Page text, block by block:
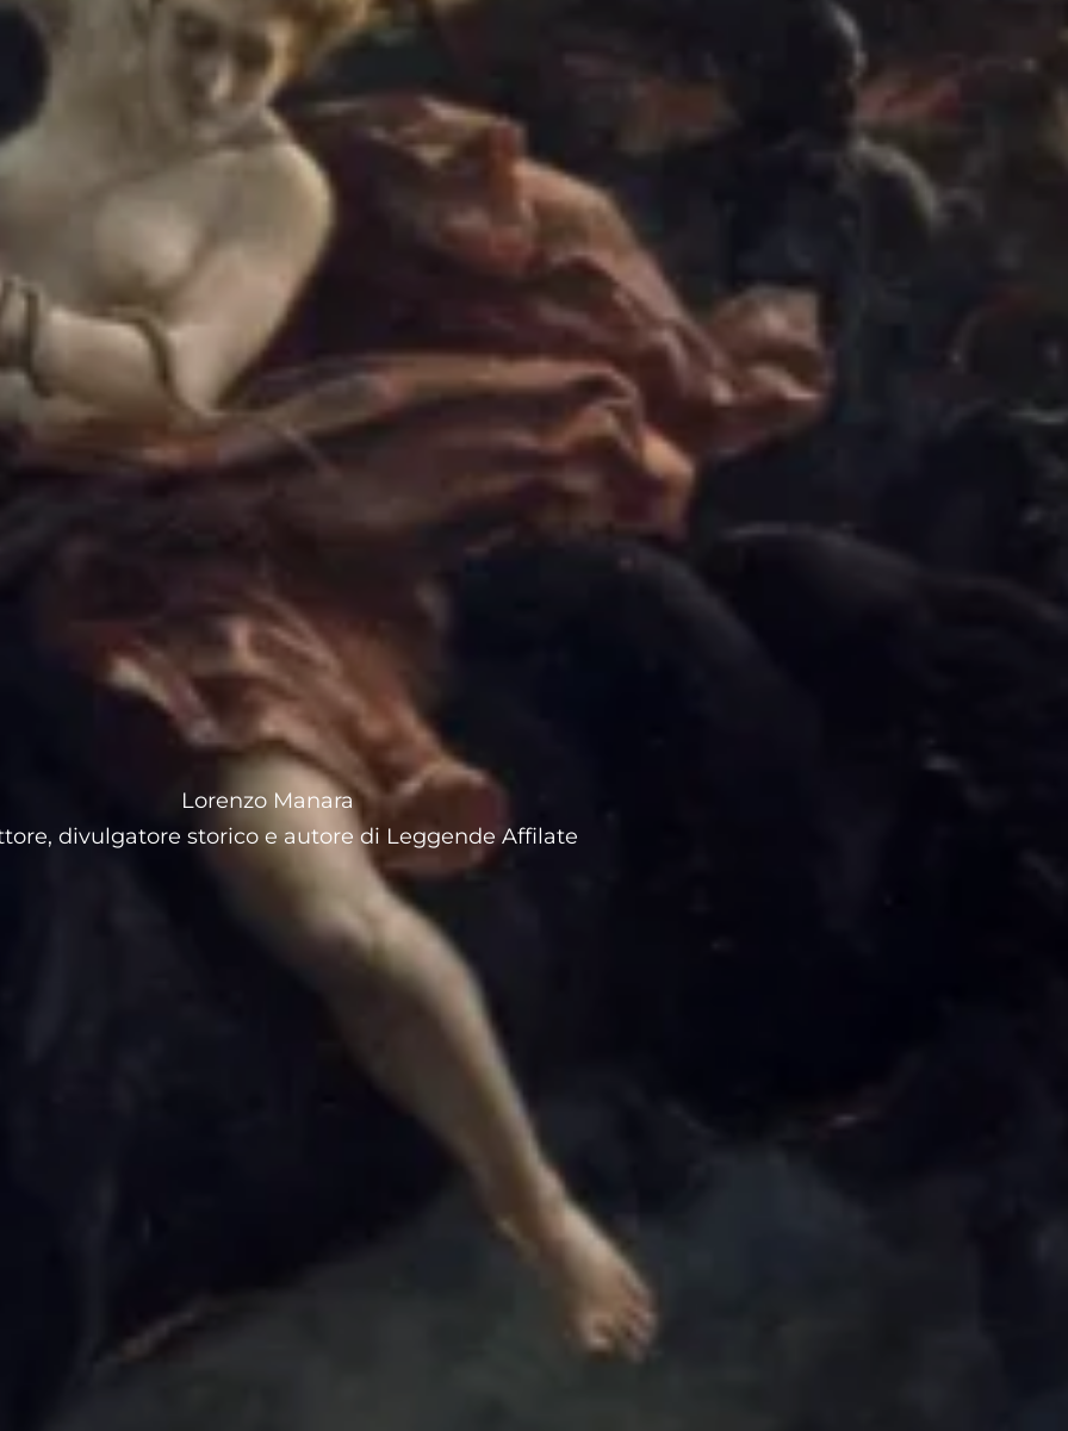
Lorenzo Manara
divulgatore storico e autore di Leggende Affilate